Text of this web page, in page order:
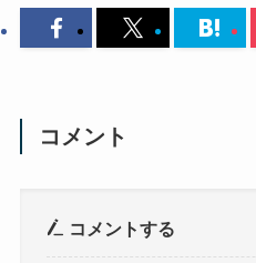
コメント
コメントする